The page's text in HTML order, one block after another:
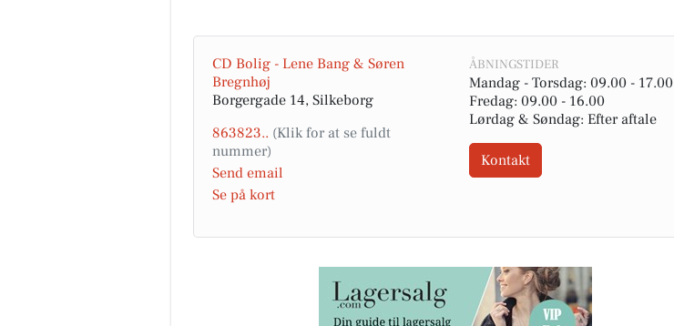
CD Bolig - Lene Bang & Søren
Bregnhøj
Borgergade 14, Silkeborg
863823..
Send email
Se på kort
ÅBNINGSTIDER
Mandag - Torsdag: 09.00 - 17.00
Fredag: 09.00 - 16.00
Lørdag & Søndag: Efter aftale
Kontakt